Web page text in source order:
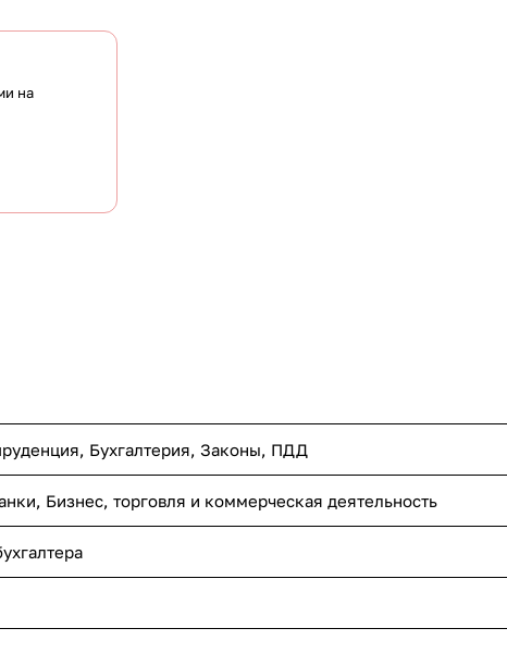
на
Бухгалтерия, Законы, ПДД
Бизнес, торговля и коммерческая деятельность